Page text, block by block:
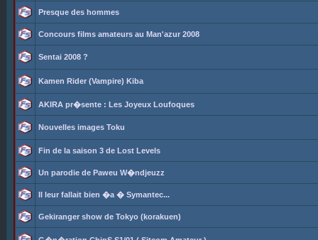
Presque des hommes
Concours films amateurs au Man'azur 2008
Sentai 2008 ?
Kamen Rider (Vampire) Kiba
AKIRA pr�sente : Les Joyeux Loufoques
Nouvelles images Toku
Fin de la saison 3 de Lost Levels
Un parodie de Paweu W�ndjeuzz
Il leur fallait bien �a � Symantec...
Gekiranger show de Tokyo (korakuen)